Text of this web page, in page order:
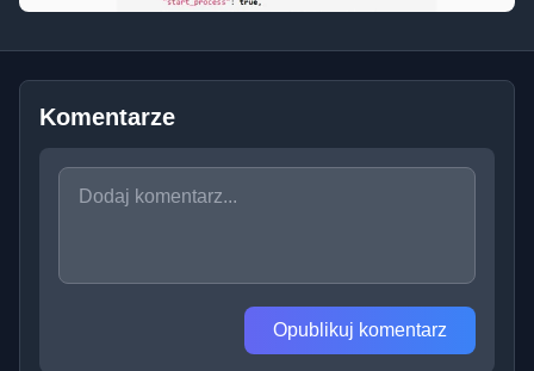
Komentarze
Opublikuj komentarz